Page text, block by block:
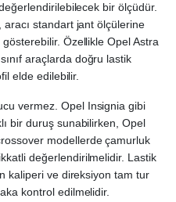
bir ölçüdür.
standart jant ölçülerine
Özellikle Opel Astra
araçlarda doğru lastik
elde edilebilir.
vermez. Opel Insignia gibi
bir duruş sunabilirken, Opel
modellerde çamurluk
değerlendirilmelidir. Lastik
kaliperi ve direksiyon tam tur
kontrol edilmelidir.